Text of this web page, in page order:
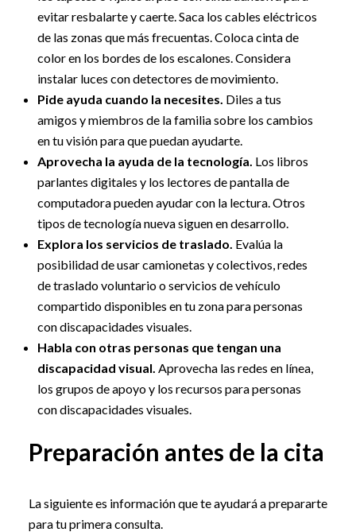
evitar resbalarte y caerte. Saca los cables eléctricos
de las zonas que más frecuentas. Coloca cinta de
color en los bordes de los escalones. Considera
instalar luces con detectores de movimiento.
Pide ayuda cuando la necesites. Diles a tus
amigos y miembros de la familia sobre los cambios
en tu visión para que puedan ayudarte.
Aprovecha la ayuda de la tecnología. Los libros
parlantes digitales y los lectores de pantalla de
computadora pueden ayudar con la lectura. Otros
tipos de tecnología nueva siguen en desarrollo.
Explora los servicios de traslado. Evalúa la
posibilidad de usar camionetas y colectivos, redes
de traslado voluntario o servicios de vehículo
compartido disponibles en tu zona para personas
con discapacidades visuales.
Habla con otras personas que tengan una
discapacidad visual. Aprovecha las redes en línea,
los grupos de apoyo y los recursos para personas
con discapacidades visuales.
Preparación antes de la cita
La siguiente es información que te ayudará a prepararte
para tu primera consulta.